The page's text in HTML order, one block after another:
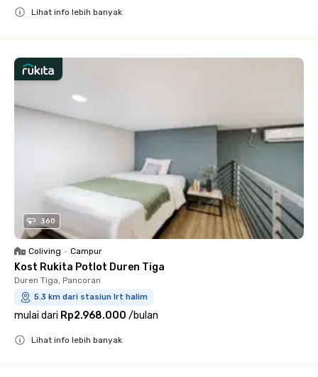
Lihat info lebih banyak
360
Coliving • Campur
Kost Rukita Potlot Duren Tiga
Duren Tiga, Pancoran
5.3 km dari stasiun lrt halim
mulai dari Rp2.968.000 /bulan
Lihat info lebih banyak